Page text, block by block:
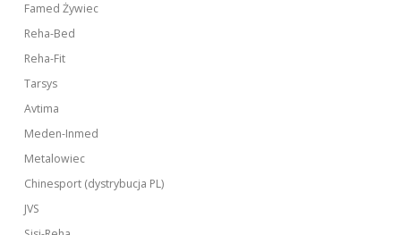
Famed Żywiec
Reha-Bed
Reha-Fit
Tarsys
Avtima
Meden-Inmed
Metalowiec
Chinesport (dystrybucja PL)
JVS